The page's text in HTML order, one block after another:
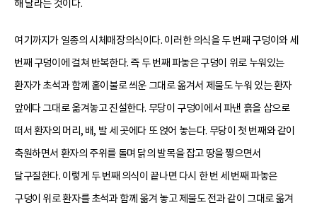
해 달라는 것이다.
여기까지가 일종의 시체매장의식이다. 이러한 의식을 두 번째 구덩이와 세
번째 구덩이에 걸쳐 반복한다. 즉 두 번째 파놓은 구덩이 위로 누워있는
환자가 초석과 함께 홑이불로 씌운 그대로 옮겨서 제물도 누워 있는 환자
앞에다 그대로 옮겨놓고 진설한다. 무당이 구덩이에서 파낸 흙을 삽으로
떠서 환자의 머리, 배, 발 세 곳에다 또 얹어 놓는다. 무당이 첫 번째와 같이
축원하면서 환자의 주위를 돌며 닭의 발목을 잡고 땅을 찧으면서
달구질한다. 이렇게 두 번째 의식이 끝나면 다시 한 번 세 번째 파놓은
구덩이 위로 환자를 초석과 함께 옮겨 놓고 제물도 전과 같이 그대로 옮겨